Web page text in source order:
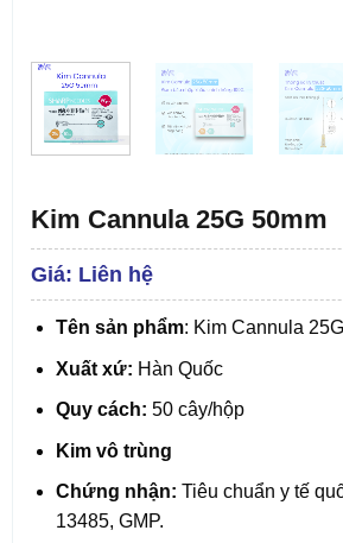
Kim Cannula 25G 50mm
Liên hệ
Tên sản phẩm: Kim Cannula
Xuất xứ: Hàn Quốc
Quy cách: 50 cây/hộp
Kim vô trùng
Chứng nhận: Tiêu chuẩn y tế
13485, GMP.